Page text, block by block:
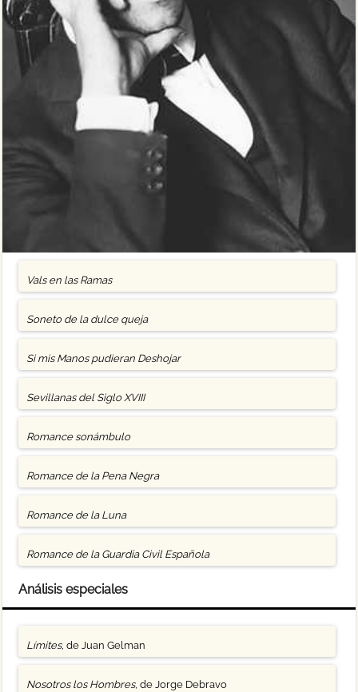
Vals en las Ramas
Soneto de la dulce queja
Si mis Manos pudieran Deshojar
Sevillanas del Siglo XVIII
Romance sonámbulo
Romance de la Pena Negra
Romance de la Luna
Romance de la Guardia Civil Española
Análisis especiales
Límites, de Juan Gelman
Nosotros los Hombres, de Jorge Debravo